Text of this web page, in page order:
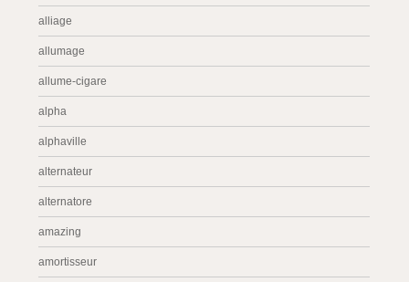
alliage
allumage
allume-cigare
alpha
alphaville
alternateur
alternatore
amazing
amortisseur